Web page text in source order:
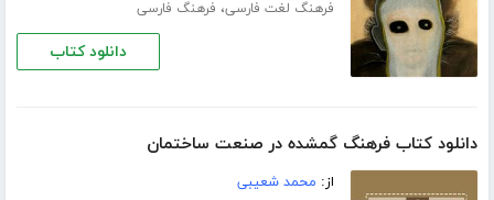
فرهنگ لغت فارسی، فرهنگ فارسی
دانلود کتاب
دانلود کتاب فرهنگ گمشده در صنعت ساختمان
از: محمد شعیبی